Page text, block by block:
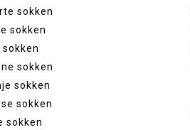
sokken
sokken
sokken
sokken
sokken
sokken
sokken